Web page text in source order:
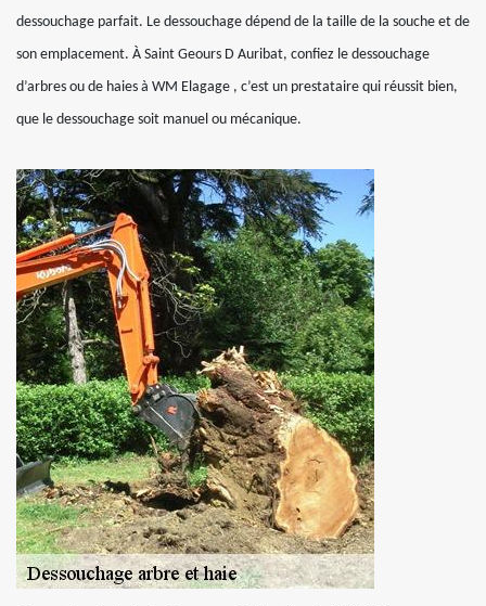
dessouchage parfait. Le dessouchage dépend de la taille de la souche et de
son emplacement. À Saint Geours D Auribat, confiez le dessouchage
d’arbres ou de haies à WM Elagage , c’est un prestataire qui réussit bien,
que le dessouchage soit manuel ou mécanique.